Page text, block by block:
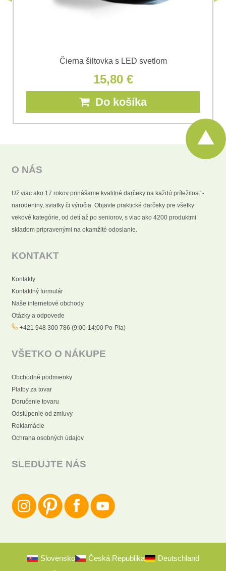
Čierna šiltovka s LED svetlom
15,80 €
Do košíka
O NÁS
Už viac ako 17 rokov prinášame kvalitné darčeky na každú príležitosť -
narodeniny, sviatky či výročia. Objavte praktické darčeky pre všetky
vekové kategórie, od detí až po seniorov, s viac ako 4200 produktmi
skladom pripravenými na okamžité odoslanie.
KONTAKT
Kontakty
Kontaktný formulár
Naše internetové obchody
Otázky a odpovede
+421 948 300 786 (9:00-14:00 Po-Pia)
VŠETKO O NÁKUPE
Obchodné podmienky
Platby za tovar
Doručenie tovaru
Odstúpenie od zmluvy
Reklamácie
Ochrana osobných údajov
SLEDUJTE NÁS
Slovensko Česká Republika
Deutschland